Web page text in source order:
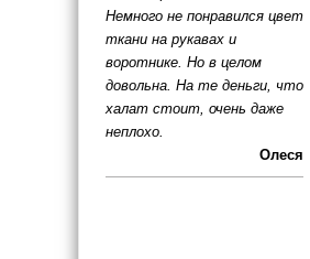
Немного не понравился цвет
ткани на рукавах и
воротнике. Но в целом
довольна. На те деньги, что
халат стоит, очень даже
неплохо.
Олеся